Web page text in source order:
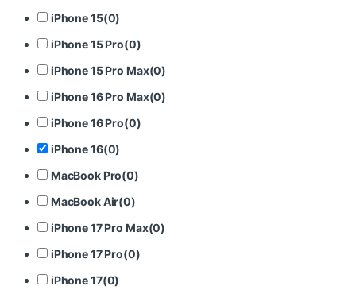
iPhone 15(0)
iPhone 15 Pro(0)
iPhone 15 Pro Max(0)
iPhone 16 Pro Max(0)
iPhone 16 Pro(0)
iPhone 16(0)
MacBook Pro(0)
MacBook Air(0)
iPhone 17 Pro Max(0)
iPhone 17 Pro(0)
iPhone 17(0)